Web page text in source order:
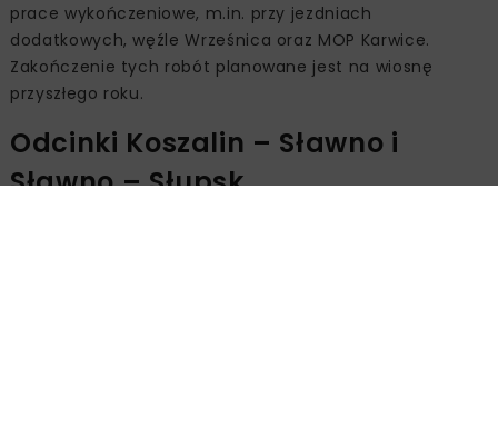
prace wykończeniowe, m.in. przy jezdniach
dodatkowych, węźle Wrześnica oraz MOP Karwice.
Zakończenie tych robót planowane jest na wiosnę
przyszłego roku.
Odcinki Koszalin – Sławno i
Sławno – Słupsk